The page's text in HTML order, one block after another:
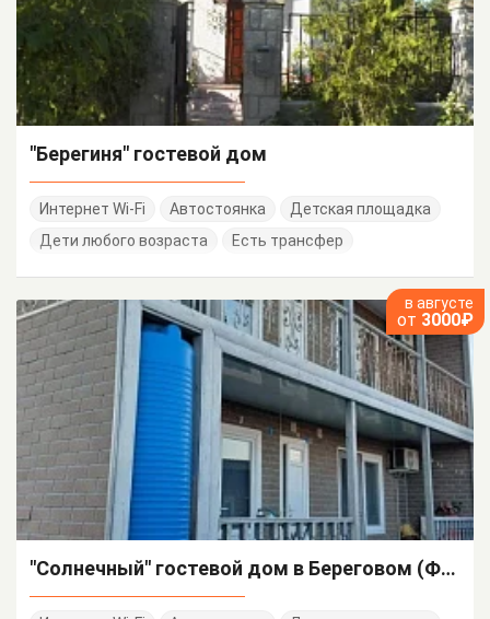
"Берегиня" гостевой дом
Интернет Wi-Fi Автостоянка
Детская площадка
Дети любого возраста
Есть трансфер
в августе
от 3000₽
"Солнечный" гостевой дом в Береговом (Феодосия)